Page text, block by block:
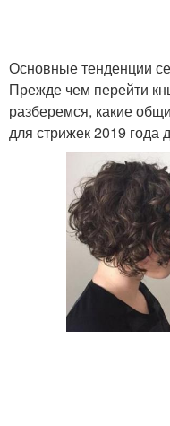
Основные тенденции
Прежде чем перейти
разберемся, какие
для стрижек 2019 года